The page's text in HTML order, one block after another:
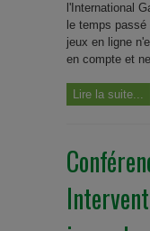
l'International
le temps
jeux en ligne
en compte et
Lire la suite...